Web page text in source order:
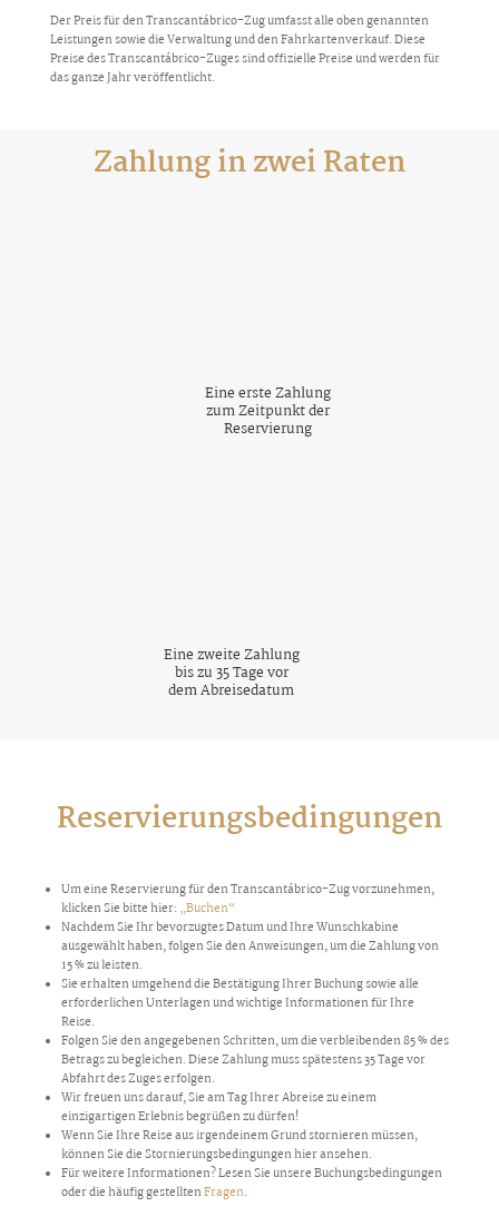
Der Preis für den Transcantábrico-Zug umfasst alle oben genannten
Leistungen sowie die Verwaltung und den Fahrkartenverkauf. Diese
Preise des Transcantábrico-Zuges sind offizielle Preise und werden für
das ganze Jahr veröffentlicht.
Zahlung in zwei Raten
Eine erste Zahlung
zum Zeitpunkt der
Reservierung
Eine zweite Zahlung
bis zu 35 Tage vor
dem Abreisedatum
Reservierungsbedingungen
Um eine Reservierung für den Transcantábrico-Zug vorzunehmen,
klicken Sie bitte hier:„Buchen“
Nachdem Sie Ihr bevorzugtes Datum und Ihre Wunschkabine
ausgewählt haben, folgen Sie den Anweisungen, um die Zahlung von
15 % zu leisten.
Sie erhalten umgehend die Bestätigung Ihrer Buchung sowie alle
erforderlichen Unterlagen und wichtige Informationen für Ihre
Reise.
Folgen Sie den angegebenen Schritten, um die verbleibenden 85 % des
Betrags zu begleichen. Diese Zahlung muss spätestens 35 Tage vor
Abfahrt des Zuges erfolgen.
Wir freuen uns darauf, Sie am Tag Ihrer Abreise zu einem
einzigartigen Erlebnis begrüßen zu dürfen!
Wenn Sie Ihre Reise aus irgendeinem Grund stornieren müssen,
können Sie die Stornierungsbedingungen hier ansehen.
Für weitere Informationen? Lesen Sie unsere Buchungsbedingungen
oder die häufig gestelltenFragen.